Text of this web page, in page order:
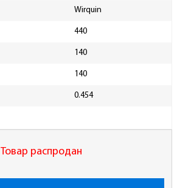
Wirquin
440
140
140
0.454
Товар распродан